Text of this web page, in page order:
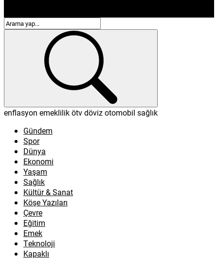
enflasyon emeklilikötvdövizotomobil sağlık
Gündem
Spor
Dünya
Ekonomi
Yaşam
Sağlık
Kültür & Sanat
Köşe Yazıları
Çevre
Eğitim
Emek
Teknoloji
Kapaklı